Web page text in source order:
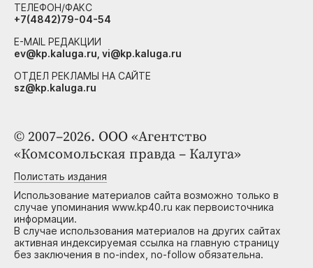
© 2007–2026. ООО «Агентство
«Комсомольская правда – Калуга»
Полистать издания
Использование материалов сайта возможно только в
случае упоминания www.kp40.ru как первоисточника
информации.
В случае использования материалов на других сайтах
активная индексируемая ссылка на главную страницу
без заключения в no-index, no-follow обязательна.
ТЕЛЕФОН/ФАКС
+7(4842)79-04-54
E-MAIL РЕДАКЦИИ
ev@kp.kaluga.ru, vi@kp.kaluga.ru
ОТДЕЛ РЕКЛАМЫ НА САЙТЕ
sz@kp.kaluga.ru